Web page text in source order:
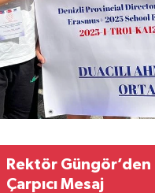
Rektör
Çarpıcı Mesaj